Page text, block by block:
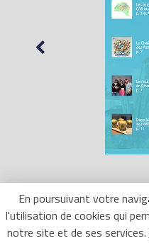
En poursuivant votre
l'utilisation de cookies qui
notre site et de ses services.
Mentions Légales -